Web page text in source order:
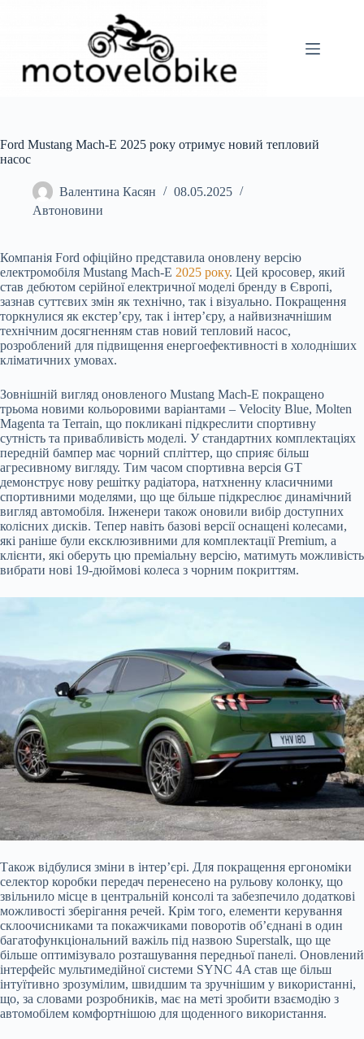
Ford Mustang Mach-E 2025 року отримує новий тепловий
насос
Валентина Касян
08.05.2025
Автоновини
Компанія Ford офіційно представила оновлену версію
електромобіля Mustang Mach-E 2025 року. Цей кросовер, який
став дебютом серійної електричної моделі бренду в Європі,
зазнав суттєвих змін як технічно, так і візуально. Покращення
торкнулися як екстер’єру, так і інтер’єру, а найвизначнішим
технічним досягненням став новий тепловий насос,
розроблений для підвищення енергоефективності в холодніших
кліматичних умовах.
Зовнішній вигляд оновленого Mustang Mach-E покращено
трьома новими кольоровими варіантами – Velocity Blue, Molten
Magenta та Terrain, що покликані підкреслити спортивну
сутність та привабливість моделі. У стандартних комплектаціях
передній бампер має чорний спліттер, що сприяє більш
агресивному вигляду. Тим часом спортивна версія GT
демонструє нову решітку радіатора, натхненну класичними
спортивними моделями, що ще більше підкреслює динамічний
вигляд автомобіля. Інженери також оновили вибір доступних
колісних дисків. Тепер навіть базові версії оснащені колесами,
які раніше були ексклюзивними для комплектації Premium, а
клієнти, які оберуть цю преміальну версію, матимуть можливість
вибрати нові 19-дюймові колеса з чорним покриттям.
Також відбулися зміни в інтер’єрі. Для покращення ергономіки
селектор коробки передач перенесено на рульову колонку, що
звільнило місце в центральній консолі та забезпечило додаткові
можливості зберігання речей. Крім того, елементи керування
склоочисниками та покажчиками поворотів об’єднані в один
багатофункціональний важіль під назвою Superstalk, що ще
більше оптимізувало розташування передньої панелі. Оновлений
інтерфейс мультимедійної системи SYNC 4A став ще більш
інтуїтивно зрозумілим, швидшим та зручнішим у використанні,
що, за словами розробників, має на меті зробити взаємодію з
автомобілем комфортнішою для щоденного використання.